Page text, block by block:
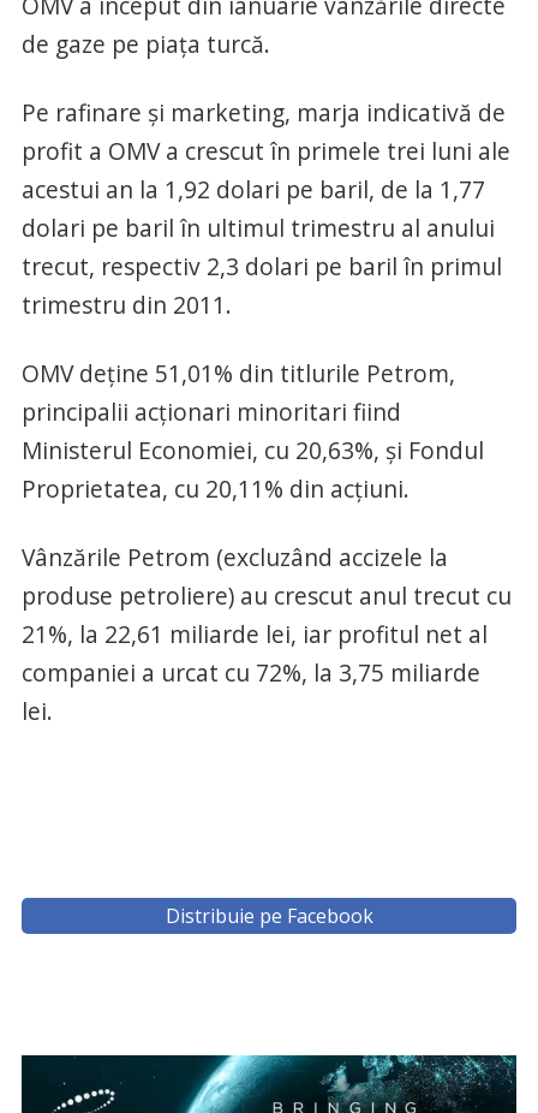
de gaze pe piaţa turcă.
Pe rafinare şi marketing, marja indicativă de
profit a OMV a crescut în primele trei luni ale
acestui an la 1,92 dolari pe baril, de la 1,77
dolari pe baril în ultimul trimestru al anului
trecut, respectiv 2,3 dolari pe baril în primul
trimestru din 2011.
OMV deţine 51,01% din titlurile Petrom,
principalii acţionari minoritari fiind
Ministerul Economiei, cu 20,63%, şi Fondul
Proprietatea, cu 20,11% din acţiuni.
Vânzările Petrom (excluzând accizele la
produse petroliere) au crescut anul trecut cu
21%, la 22,61 miliarde lei, iar profitul net al
companiei a urcat cu 72%, la 3,75 miliarde
lei.
Distribuie pe Facebook